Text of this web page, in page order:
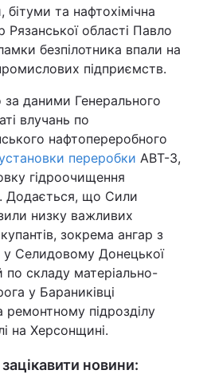
бітуми та нафтохімічна
області Павло
безпілотника впали на
підприємств.
даними Генерального
влучань по
нафтопереробного
переробки АВТ-3,
гідроочищення
Додається, що Сили
низку важливих
зокрема ангар з
у Селидовому Донецької
по складу матеріально-
у Бараниківці
ремонтному підрозділу
на Херсонщині.
новини: